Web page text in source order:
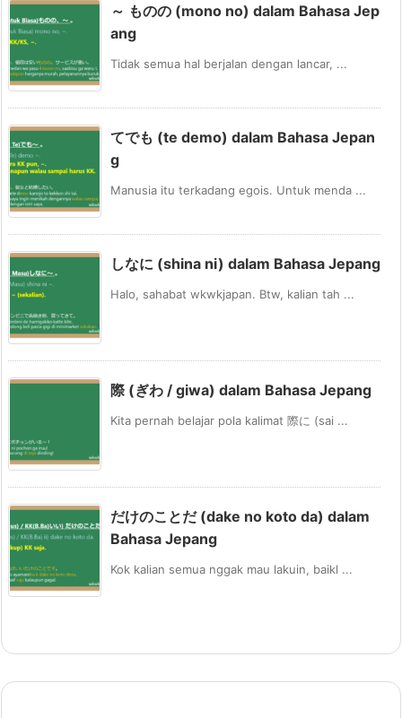
～ ものの (mono no) dalam Bahasa Jep
ang
Tidak semua hal berjalan dengan lancar, ...
てでも (te demo) dalam Bahasa Jepan
g
Manusia itu terkadang egois. Untuk menda ...
しなに (shina ni) dalam Bahasa Jepang
Halo, sahabat wkwkjapan. Btw, kalian tah ...
際 (ぎわ / giwa) dalam Bahasa Jepang
Kita pernah belajar pola kalimat 際に (sai ...
だけのことだ (dake no koto da) dalam
Bahasa Jepang
Kok kalian semua nggak mau lakuin, baikl ...